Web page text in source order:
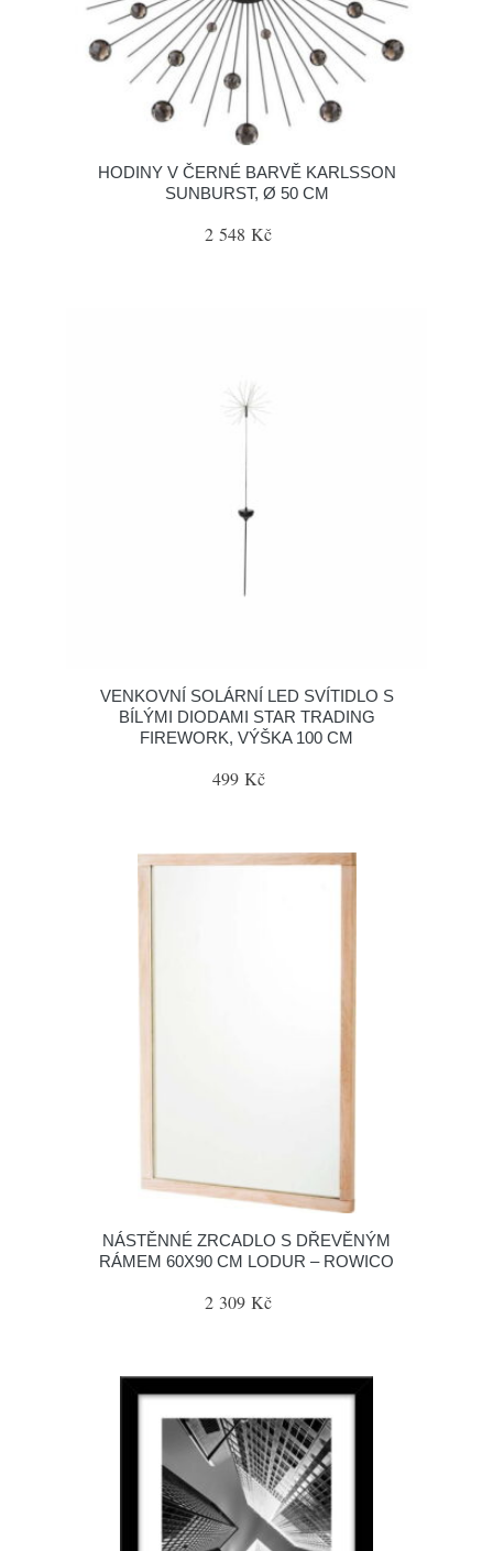
HODINY V ČERNÉ BARVĚ KARLSSON
SUNBURST, Ø 50 CM
2 548 Kč
VENKOVNÍ SOLÁRNÍ LED SVÍTIDLO S
BÍLÝMI DIODAMI STAR TRADING
FIREWORK, VÝŠKA 100 CM
499 Kč
NÁSTĚNNÉ ZRCADLO S DŘEVĚNÝM
RÁMEM 60X90 CM LODUR – ROWICO
2 309 Kč